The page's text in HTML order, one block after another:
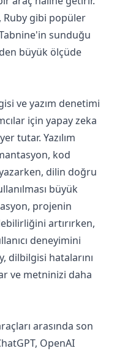
Ruby gibi popüler
sunduğu
büyük ölçüde
ve yazım denetimi
için yapay zeka
tutar. Yazılım
kod
dilin doğru
büyük
projenin
artırırken,
deneyimini
dilbilgisi hatalarını
ve metninizi daha
arasında son
OpenAI